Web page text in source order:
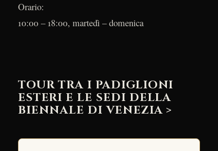
Orario:
10:00 – 18:00, martedì – domenica
TOUR TRA I PADIGLIONI
ESTERI E LE SEDI DELLA
BIENNALE DI VENEZIA >